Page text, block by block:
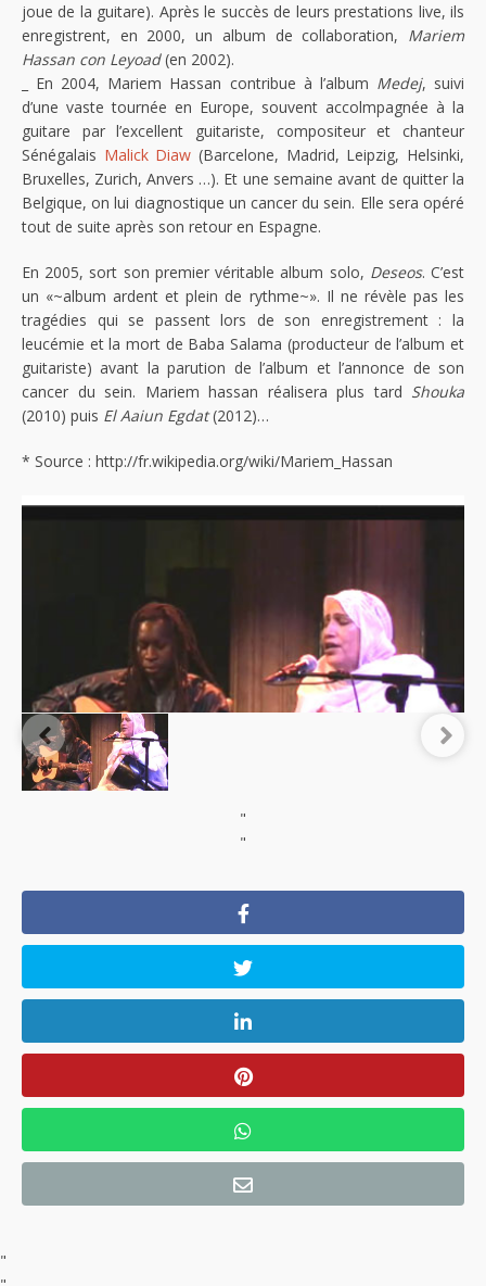
joue de la guitare). Après le succès de leurs prestations live, ils
enregistrent, en 2000, un album de collaboration, Mariem
Hassan con Leyoad(en 2002).
_ En 2004, Mariem Hassan contribue à l’album Medej, suivi
d’une vaste tournée en Europe, souvent accolmpagnée à la
guitare par l’excellent guitariste, compositeur et chanteur
Sénégalais Malick Diaw (Barcelone, Madrid, Leipzig, Helsinki,
Bruxelles, Zurich, Anvers …). Et une semaine avant de quitter la
Belgique, on lui diagnostique un cancer du sein. Elle sera opéré
tout de suite après son retour en Espagne.
En 2005, sort son premier véritable album solo, Deseos. C’est
un «~album ardent et plein de rythme~». Il ne révèle pas les
tragédies qui se passent lors de son enregistrement : la
leucémie et la mort de Baba Salama (producteur de l’album et
guitariste) avant la parution de l’album et l’annonce de son
cancer du sein. Mariem hassan réalisera plus tard Shouka
(2010) puis El Aaiun Egdat(2012)…
* Source : http://fr.wikipedia.org/wiki/Mariem_Hassan
"
"
"